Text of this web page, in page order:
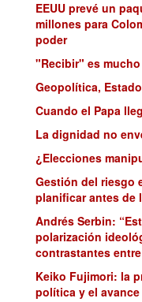
EEUU prevé un
millones para
poder
"Recibir" es
Geopolítica,
Cuando el Papa
La dignidad no
¿Elecciones
Gestión del riesgo
planificar antes de
Andrés Serbin:
polarización
contrastantes
Keiko Fujimori: la
política y el